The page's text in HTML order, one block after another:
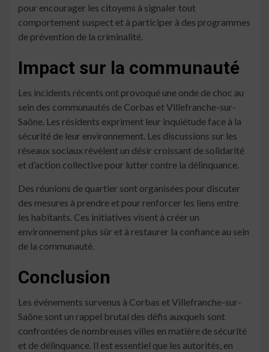
pour encourager les citoyens à signaler tout
comportement suspect et à participer à des programmes
de prévention de la criminalité.
Impact sur la communauté
Les incidents récents ont provoqué une onde de choc au
sein des communautés de Corbas et Villefranche-sur-
Saône. Les résidents expriment leur inquiétude face à la
sécurité de leur environnement. Les discussions sur les
réseaux sociaux révèlent un désir croissant de solidarité
et d’action collective pour lutter contre la délinquance.
Des réunions de quartier sont organisées pour discuter
des mesures à prendre et pour renforcer les liens entre
les habitants. Ces initiatives visent à créer un
environnement plus sûr et à restaurer la confiance au sein
de la communauté.
Conclusion
Les événements survenus à Corbas et Villefranche-sur-
Saône sont un rappel brutal des défis auxquels sont
confrontées de nombreuses villes en matière de sécurité
et de délinquance. Il est essentiel que les autorités, en